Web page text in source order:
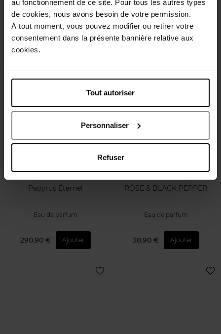
au fonctionnement de ce site. Pour tous les autres types
de cookies, nous avons besoin de votre permission.
À tout moment, vous pouvez modifier ou retirer votre
consentement dans la présente bannière relative aux
cookies.
Tout autoriser
Personnaliser
Refuser
MIRAGE DU DÉSERT
Eau de toilette
Iris Exquis
Eau de parfum
BRIONI
Papyrus Éternel
Eau de parfum
290,90 € Ajouter
100BON
ROSE & BLACK PEPPER
Eau de parfum
38,90 € Ajouter